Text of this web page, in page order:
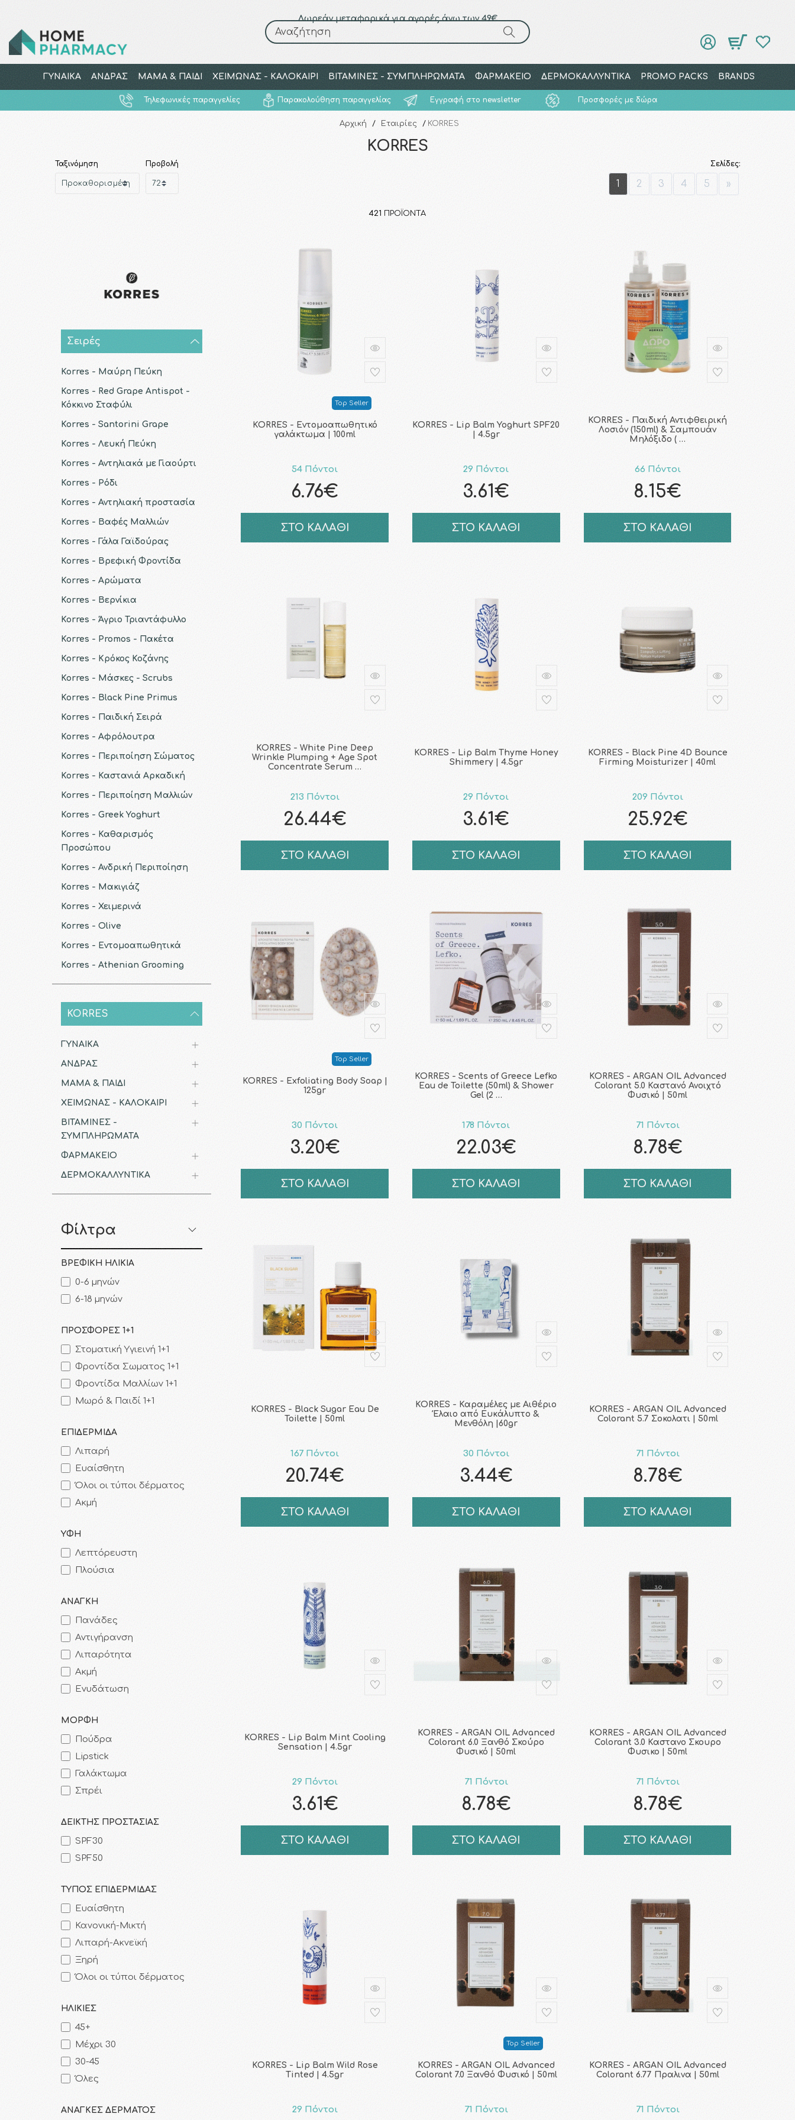
Δωρεάν μεταφορικά για αγορές άνω των 49€
Αναζήτηση
ΓΥΝΑΙΚΑ ΑΝΔΡΑΣ ΜΑΜΑ & ΠΑΙΔΙ ΧΕΙΜΩΝΑΣ - ΚΑΛΟΚΑΙΡΙ ΒΙΤΑΜΙΝΕΣ - ΣΥΜΠΛΗΡΩΜΑΤΑ ΦΑΡΜΑΚΕΙΟ ΔΕΡΜΟΚΑΛΛΥΝΤΙΚΑ PROMO PACKS BRANDS
Τηλεφωνικές παραγγελίες Παρακολούθηση παραγγελίας Εγγραφή στο newsletter Προσφορές με δώρα
Αναζήτηση
Αρχική / Εταιρίες / KORRES
KORRES
Ταξινόμηση Προβολή Σελίδες:
1 2 3 4 5 »
421 ΠΡΟΪΌΝΤΑ
Σειρές
Korres - Μαύρη Πεύκη
Korres - Red Grape Antispot -
Κόκκινο Σταφύλι
Korres - Santorini Grape
Korres - Λευκή Πεύκη
Korres - Αντηλιακά με Γιαούρτι
Korres - Ρόδι
Korres - Αντηλιακή προστασία
Korres - Βαφές Μαλλιών
Korres - Γάλα Γαϊδούρας
Korres - Βρεφική Φροντίδα
Korres - Αρώματα
Korres - Βερνίκια
Korres - Άγριο Τριαντάφυλλο
Korres - Promos - Πακέτα
Korres - Κρόκος Κοζάνης
Korres - Μάσκες - Scrubs
Korres - Black Pine Primus
Korres - Παιδική Σειρά
Korres - Αφρόλουτρα
Korres - Περιποίηση Σώματος
Korres - Καστανιά Αρκαδική
Korres - Περιποίηση Μαλλιών
Korres - Greek Yoghurt
Korres - Καθαρισμός
Προσώπου
Korres - Ανδρική Περιποίηση
Korres - Μακιγιάζ
Korres - Χειμερινά
Korres - Olive
Korres - Εντομοαπωθητικά
Korres - Athenian Grooming
KORRES
ΓΥΝΑΙΚΑ
ΑΝΔΡΑΣ
ΜΑΜΑ & ΠΑΙΔΙ
ΧΕΙΜΩΝΑΣ - ΚΑΛΟΚΑΙΡΙ
ΒΙΤΑΜΙΝΕΣ -
ΣΥΜΠΛΗΡΩΜΑΤΑ
ΦΑΡΜΑΚΕΙΟ
ΔΕΡΜΟΚΑΛΛΥΝΤΙΚΑ
Φίλτρα
ΒΡΕΦΙΚΗ ΗΛΙΚΙΑ
0-6 μηνών
6-18 μηνών
ΠΡΟΣΦΟΡΕΣ 1+1
Στοματική Υγιεινή 1+1
Φροντίδα Σωματος 1+1
Φροντίδα Μαλλίων 1+1
Μωρό & Παιδί 1+1
ΕΠΙΔΕΡΜΙΔΑ
Λιπαρή
Ευαίσθητη
Όλοι οι τύποι δέρματος
Ακμή
ΥΦΗ
Λεπτόρευστη
Πλούσια
ΑΝΑΓΚΗ
Πανάδες
Αντιγήρανση
Λιπαρότητα
Ακμή
Ενυδάτωση
ΜΟΡΦΗ
Πούδρα
Lipstick
Γαλάκτωμα
Σπρέι
ΔΕΙΚΤΗΣ ΠΡΟΣΤΑΣΙΑΣ
SPF30
SPF50
ΤΥΠΟΣ ΕΠΙΔΕΡΜΙΔΑΣ
Ευαίσθητη
Κανονική-Μικτή
Λιπαρή-Ακνεϊκή
Ξηρή
Όλοι οι τύποι δέρματος
ΗΛΙΚΙΕΣ
45+
Μέχρι 30
30-45
Όλες
ΑΝΑΓΚΕΣ ΔΕΡΜΑΤΟΣ
Top Seller
KORRES - Εντομοαπωθητικό
γαλάκτωμα | 100ml
54 Πόντοι
6.76€
ΣΤΟ ΚΑΛΑΘΙ
KORRES - Lip Balm Yoghurt SPF20
| 4.5gr
29 Πόντοι
3.61€
ΣΤΟ ΚΑΛΑΘΙ
KORRES - Παιδική Αντιφθειρική
Λοσιόν (150ml) & Σαμπουάν
Μηλόξιδο ( …
66 Πόντοι
8.15€
ΣΤΟ ΚΑΛΑΘΙ
KORRES - White Pine Deep
Wrinkle Plumping + Age Spot
Concentrate Serum …
213 Πόντοι
26.44€
ΣΤΟ ΚΑΛΑΘΙ
KORRES - Lip Balm Thyme Honey
Shimmery | 4.5gr
29 Πόντοι
3.61€
ΣΤΟ ΚΑΛΑΘΙ
KORRES - Black Pine 4D Bounce
Firming Moisturizer | 40ml
209 Πόντοι
25.92€
ΣΤΟ ΚΑΛΑΘΙ
Top Seller
KORRES - Exfoliating Body Soap |
125gr
30 Πόντοι
3.20€
ΣΤΟ ΚΑΛΑΘΙ
KORRES - Scents of Greece Lefko
Eau de Toilette (50ml) & Shower
Gel (2 …
178 Πόντοι
22.03€
ΣΤΟ ΚΑΛΑΘΙ
KORRES - ARGAN OIL Advanced
Colorant 5.0 Καστανό Ανοιχτό
Φυσικό | 50ml
71 Πόντοι
8.78€
ΣΤΟ ΚΑΛΑΘΙ
KORRES - Black Sugar Eau De
Toilette | 50ml
167 Πόντοι
20.74€
ΣΤΟ ΚΑΛΑΘΙ
KORRES - Καραμέλες με Αιθέριο
Έλαιο από Ευκάλυπτο &
Μενθόλη |60gr
30 Πόντοι
3.44€
ΣΤΟ ΚΑΛΑΘΙ
KORRES - ARGAN OIL Advanced
Colorant 5.7 Σοκολατι | 50ml
71 Πόντοι
8.78€
ΣΤΟ ΚΑΛΑΘΙ
KORRES - Lip Balm Mint Cooling
Sensation | 4.5gr
29 Πόντοι
3.61€
ΣΤΟ ΚΑΛΑΘΙ
KORRES - ARGAN OIL Advanced
Colorant 6.0 Ξανθό Σκούρο
Φυσικό | 50ml
71 Πόντοι
8.78€
ΣΤΟ ΚΑΛΑΘΙ
KORRES - ARGAN OIL Advanced
Colorant 3.0 Καστανο Σκουρο
Φυσικο | 50ml
71 Πόντοι
8.78€
ΣΤΟ ΚΑΛΑΘΙ
KORRES - Lip Balm Wild Rose
Tinted | 4.5gr
29 Πόντοι
Top Seller
KORRES - ARGAN OIL Advanced
Colorant 7.0 Ξανθό Φυσικό | 50ml
71 Πόντοι
KORRES - ARGAN OIL Advanced
Colorant 6.77 Πραλινα | 50ml
71 Πόντοι